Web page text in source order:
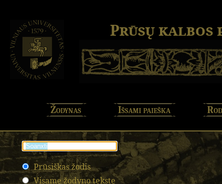
Prūsų kalbos
Žodynas Išsami paieška
Prūsiškas žodis
Visame žodyno tekste